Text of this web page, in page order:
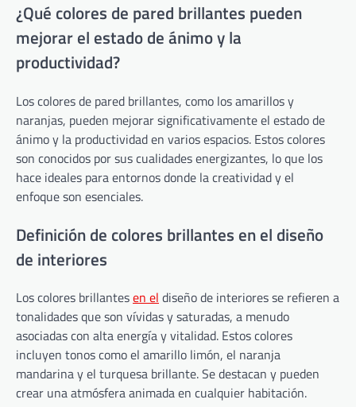
¿Qué colores de pared brillantes pueden
mejorar el estado de ánimo y la
productividad?
Los colores de pared brillantes, como los amarillos y
naranjas, pueden mejorar significativamente el estado de
ánimo y la productividad en varios espacios. Estos colores
son conocidos por sus cualidades energizantes, lo que los
hace ideales para entornos donde la creatividad y el
enfoque son esenciales.
Definición de colores brillantes en el diseño
de interiores
Los colores brillantesen el diseño de interiores se refieren a
tonalidades que son vívidas y saturadas, a menudo
asociadas con alta energía y vitalidad. Estos colores
incluyen tonos como el amarillo limón, el naranja
mandarina y el turquesa brillante. Se destacan y pueden
crear una atmósfera animada en cualquier habitación.